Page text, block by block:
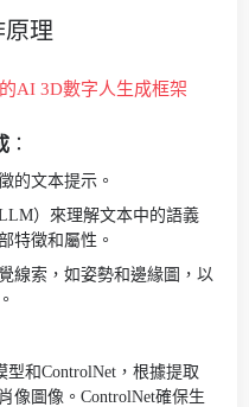
原理
：
的文本提示。
）來理解文本中的語義
特徵和屬性。
線索，如姿勢和邊緣圖，以
型和ControlNet，根據提取
像圖像。ControlNet確保生